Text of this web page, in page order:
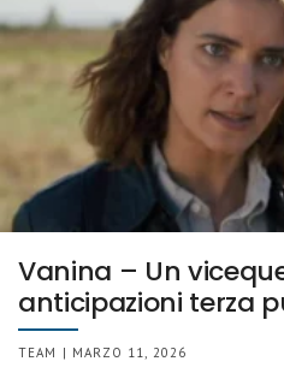
Vanina – Un
anticipazioni terza
TEAM | MARZO 11, 2026